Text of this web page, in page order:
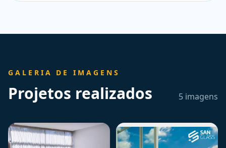
GALERIA DE IMAGENS
Projetos realizados 5 imagens